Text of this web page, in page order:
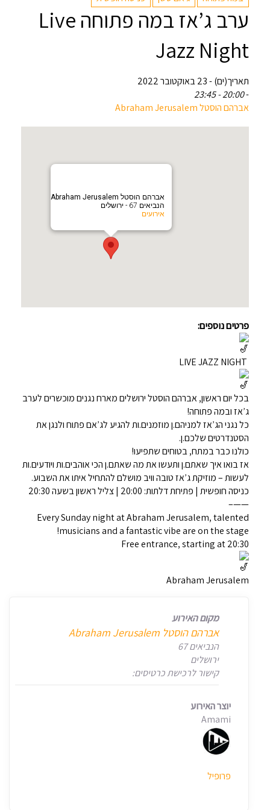
ערב ג’אז במה פתוחה Live
Jazz Night
תאריך(ים) - 23 באוקטובר 2022
-
20:00 - 23:45
אברהם הוסטל Abraham Jerusalem
אברהם הוסטל Abraham Jerusalem
הנביאים 67 - ירושלים
אירועים
פרטים נוספים:
בכל יום ראשון, אברהם הוסטל ירושלים מארח נגנים מוכשרים לערב
ג’אז ובמה פתוחה!
כל נגני הג’אז למניהם.ן מוזמנים.ות להגיע לג’אם פתוח ולנגן את
הסטנדרטים שלכם.ן.
כולנו כבר במתח, בטוחים שתפיעו!
אז בואו איך שאתם.ן ותעשו את מה שאתם.ן הכי אוהבים.ות ויודעים.ות
לעשות – מוזיקת ג’אז טובה וויב מושלם להתחיל איתו את השבוע.
כניסה חופשית | פתיחת דלתות: 20:00 | צליל ראשון בשעה 20:30
——–
Every Sunday night at Abraham Jerusalem, talented
musicians and a fantastic vibe are on the stage!
Free entrance, starting at 20:30
Abraham Jerusalem
מקום האירוע
אברהם הוסטל Abraham Jerusalem
הנביאים 67
ירושלים
קישור לרכישת כרטיסים:
יוצר האירוע
Amami
פרופיל